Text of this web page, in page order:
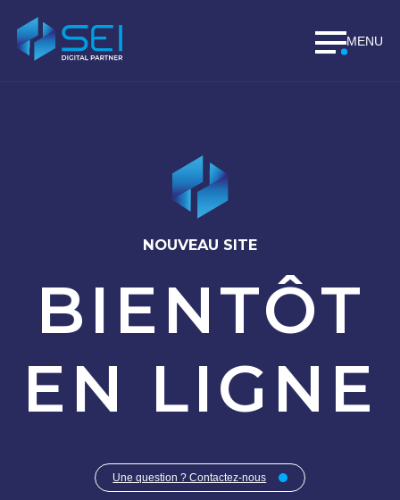
content
MENU
NOUVEAU SITE
BIENTÔT
EN LIGNE
Une question ? Contactez-nous